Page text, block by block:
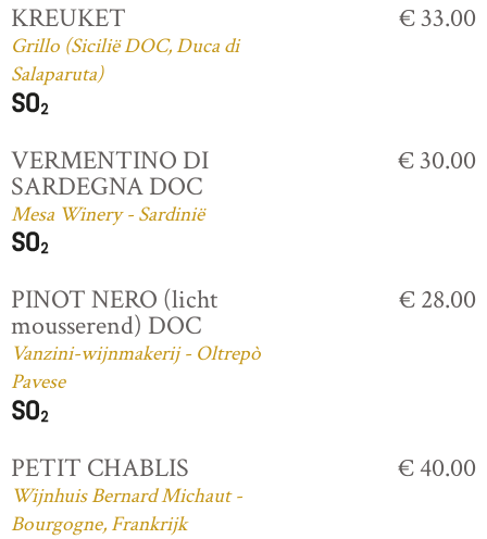
KREUKET
Grillo (Sicilië DOC, Duca di
Salaparuta)
€ 33.00
VERMENTINO DI
SARDEGNA DOC
Mesa Winery - Sardinië
€ 30.00
PINOT NERO (licht
mousserend) DOC
Vanzini-wijnmakerij - Oltrepò
Pavese
€ 28.00
PETIT CHABLIS
Wijnhuis Bernard Michaut -
Bourgogne, Frankrijk
€ 40.00